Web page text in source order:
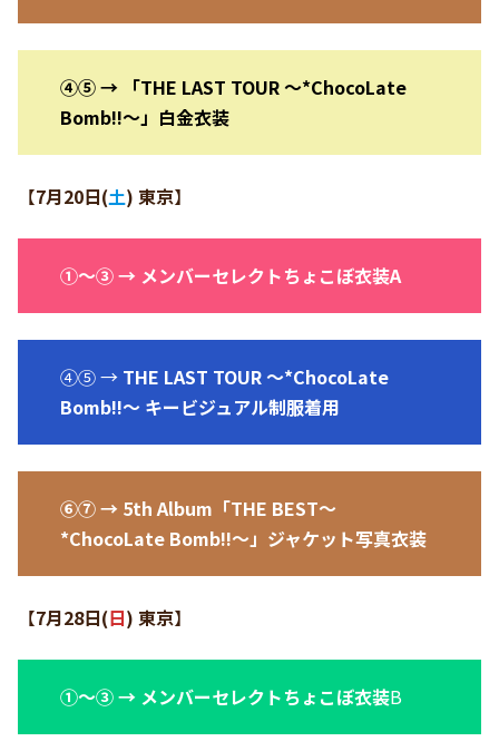
④⑤ → 「THE LAST TOUR 〜*ChocoLate
Bomb!!〜」白金衣装
【7月20日(土) 東京】
①〜③ → メンバーセレクトちょこぼ衣装A
④⑤ → THE LAST TOUR 〜*ChocoLate
Bomb!!〜 キービジュアル制服着用
⑥⑦ → 5th Album「THE BEST〜
*ChocoLate Bomb!!〜」ジャケット写真衣装
【7月28日(日) 東京】
①〜③ → メンバーセレクトちょこぼ衣装B